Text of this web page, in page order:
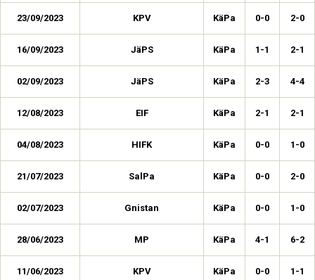
23/09/2023 KPV KäPa 0-0 2-0
16/09/2023 JäPS KäPa 1-1 2-1
02/09/2023 JäPS KäPa 2-3 4-4
12/08/2023 EIF KäPa 2-1 2-1
04/08/2023 HIFK KäPa 0-0 1-0
21/07/2023 SalPa KäPa 0-0 2-0
02/07/2023 Gnistan KäPa 0-0 1-0
28/06/2023 MP KäPa 4-1 6-2
11/06/2023 KPV KäPa 0-0 1-1